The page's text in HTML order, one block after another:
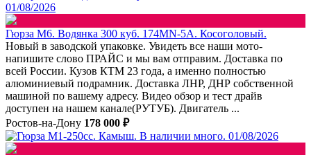
01/08/2026
Гюрза М6. Водянка 300 куб. 174MN-5A. Косоголовый.
Новый в заводской упаковке. Увидеть все наши мото-
напишите слово ПРАЙС и мы вам отправим. Доставка по
всей России. Кузов КТМ 23 года, а именно полностью
алюминиевый подрамник. Доставка ЛНР, ДНР собственной
машиной по вашему адресу. Видео обзор и тест драйв
доступен на нашем канале(РУТУБ). Двигатель ...
Ростов-на-Дону 178 000 ₽
01/08/2026